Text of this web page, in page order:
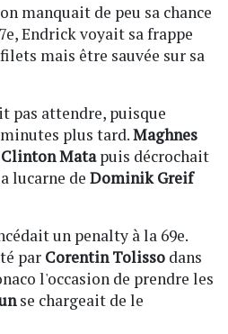
manquait de peu sa chance
Endrick voyait sa frappe
mais être sauvée sur sa
pas attendre, puisque
plus tard.Maghnes
Clinton Matapuis décrochait
lucarne de Dominik Greif
un penalty à la 69e.
par Corentin Tolisso dans
l'occasion de prendre les
se chargeait de le